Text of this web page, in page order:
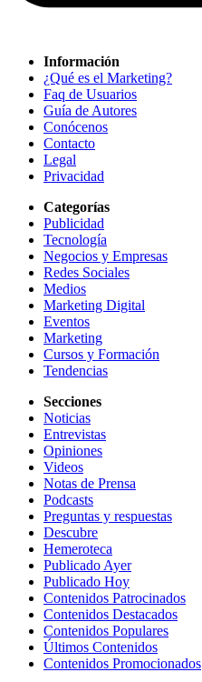
Información
¿Qué es el Marketing?
Faq de Usuarios
Guía de Autores
Conócenos
Contacto
Legal
Privacidad
Categorías
Publicidad
Tecnología
Negocios y Empresas
Redes Sociales
Medios
Marketing Digital
Eventos
Marketing
Cursos y Formación
Tendencias
Secciones
Noticias
Entrevistas
Opiniones
Videos
Notas de Prensa
Podcasts
Preguntas y respuestas
Descubre
Hemeroteca
Publicado Ayer
Publicado Hoy
Contenidos Patrocinados
Contenidos Destacados
Contenidos Populares
Últimos Contenidos
Contenidos Promocionados